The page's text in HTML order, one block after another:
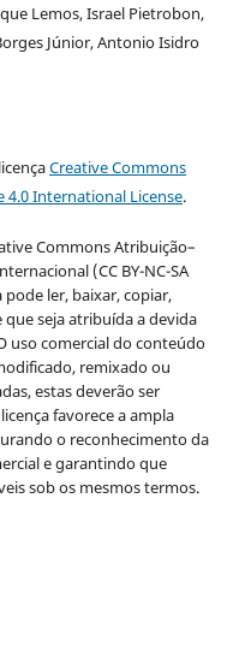
Lemos, Israel Pietrobon,
Júnior, Antonio Isidro
Creative Commons
International License.
Commons Atribuição–
(CC BY-NC-SA
ler, baixar, copiar,
seja atribuída a devida
uso comercial do conteúdo
remixado ou
estas deverão ser
favorece a ampla
o reconhecimento da
e garantindo que
sob os mesmos termos.